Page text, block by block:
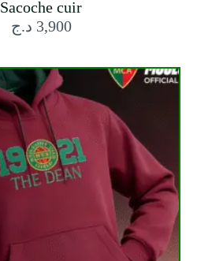
Sacoche cuir
3,900 د.ج